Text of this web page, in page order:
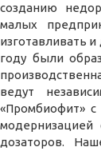
созданию
малых
изготавливать
году были
ведут
«Промбиофит» с
модернизацией
дозаторов.